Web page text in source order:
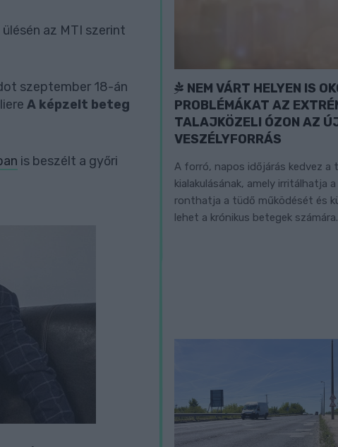
az MTI szerint
szeptember 18-án
A képzelt beteg
is beszélt a győri
NEM VÁRT HELYEN IS
PROBLÉMÁKAT AZ
TALAJKÖZELI ÓZON AZ
VESZÉLYFORRÁS
A forró, napos időjárás kedvez a
kialakulásának, amely irritálhatja
ronthatja a tüdő működését és
lehet a krónikus betegek számára.